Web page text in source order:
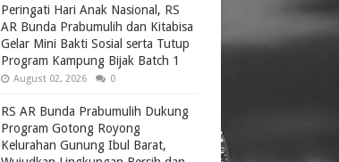
Peringati Hari Anak Nasional, RS
AR Bunda Prabumulih dan Kitabisa
Gelar Mini Bakti Sosial serta Tutup
Program Kampung Bijak Batch 1
August 02, 2026 0
RS AR Bunda Prabumulih Dukung
Program Gotong Royong
Kelurahan Gunung Ibul Barat,